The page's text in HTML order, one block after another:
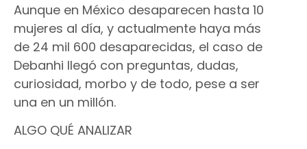
Aunque en México desaparecen hasta 10
mujeres al día, y actualmente haya más
de 24 mil 600 desaparecidas, el caso de
Debanhi llegó con preguntas, dudas,
curiosidad, morbo y de todo, pese a ser
una en un millón.
ALGO QUÉ ANALIZAR